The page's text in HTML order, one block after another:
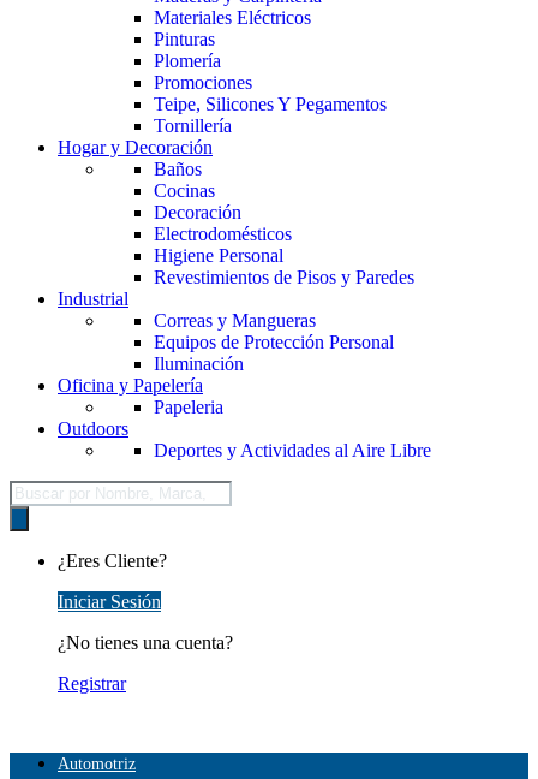
Materiales Eléctricos
Pinturas
Plomería
Promociones
Teipe, Silicones Y Pegamentos
Tornillería
Hogar y Decoración
Baños
Cocinas
Decoración
Electrodomésticos
Higiene Personal
Revestimientos de Pisos y Paredes
Industrial
Correas y Mangueras
Equipos de Protección Personal
Iluminación
Oficina y Papelería
Papeleria
Outdoors
Deportes y Actividades al Aire Libre
Búsqueda
de
productos
¿Eres Cliente?
Iniciar Sesión
¿No tienes una cuenta?
Registrar
Automotriz